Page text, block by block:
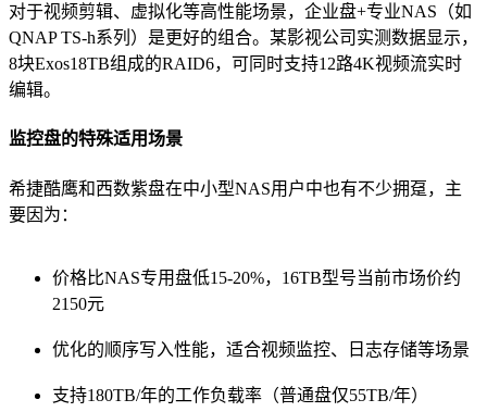
对于视频剪辑、虚拟化等高性能场景，企业盘+专业NAS（如
QNAP TS-h系列）是更好的组合。某影视公司实测数据显示，
8块Exos18TB组成的RAID6，可同时支持12路4K视频流实时
编辑。
监控盘的特殊适用场景
希捷酷鹰和西数紫盘在中小型NAS用户中也有不少拥趸，主
要因为：
价格比NAS专用盘低15-20%，16TB型号当前市场价约
2150元
优化的顺序写入性能，适合视频监控、日志存储等场景
支持180TB/年的工作负载率（普通盘仅55TB/年）